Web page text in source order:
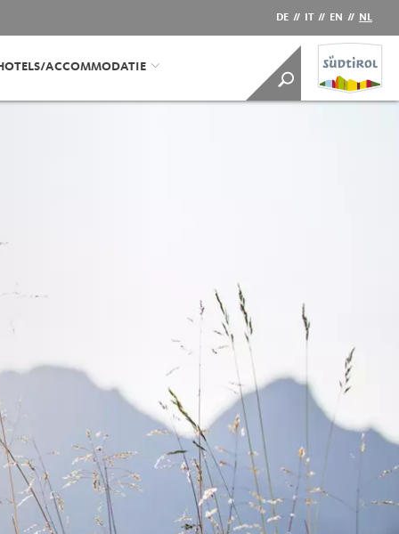
DE // IT // EN // NL
ACCOMMODATIE